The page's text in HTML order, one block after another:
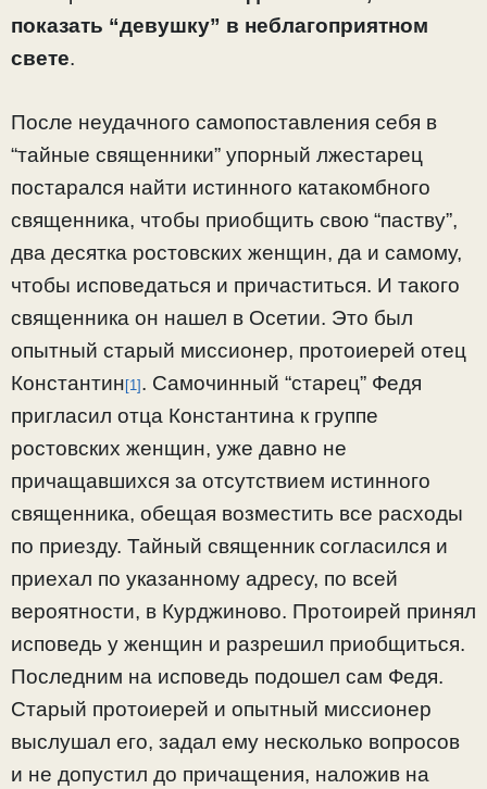
показать “девушку” в неблагоприятном
свете.
После неудачного самопоставления себя в
“тайные священники” упорный лжестарец
постарался найти истинного катакомбного
священника, чтобы приобщить свою “паству”,
два десятка ростовских женщин, да и самому,
чтобы исповедаться и причаститься. И такого
священника он нашел в Осетии. Это был
опытный старый миссионер, протоиерей отец
Константин[1]. Самочинный “старец” Федя
пригласил отца Константина к группе
ростовских женщин, уже давно не
причащавшихся за отсутствием истинного
священника, обещая возместить все расходы
по приезду. Тайный священник согласился и
приехал по указанному адресу, по всей
вероятности, в Курджиново. Протоирей принял
исповедь у женщин и разрешил приобщиться.
Последним на исповедь подошел сам Федя.
Старый протоиерей и опытный миссионер
выслушал его, задал ему несколько вопросов
и не допустил до причащения, наложив на